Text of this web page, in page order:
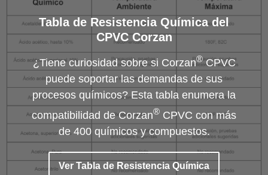
Tabla de Resistencia Química del
CPVC Corzan
¿Tiene curiosidad sobre si Corzan®CPVC
puede soportar las demandas de sus
procesos químicos? Esta tabla enumera la
compatibilidad de Corzan® CPVC con más
de 400 químicos y compuestos.
Ver Tabla de Resistencia Química